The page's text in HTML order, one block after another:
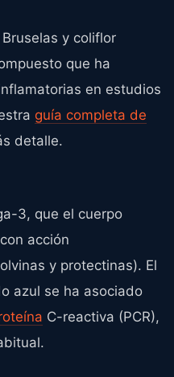
y coliflor
que ha
en estudios
guía completa de
detalle.
3, que el cuerpo
acción
y protectinas). El
azul se ha asociado
C-reactiva (PCR),